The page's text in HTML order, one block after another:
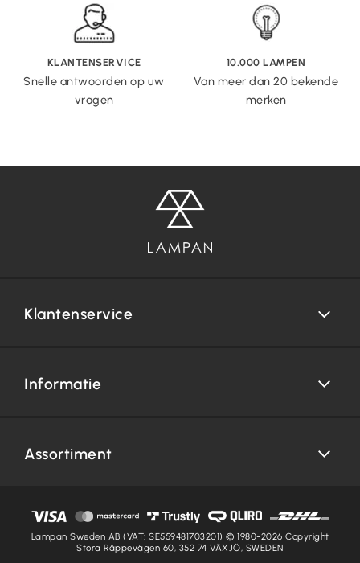
KLANTENSERVICE
Snelle antwoorden op uw
vragen
10.000 LAMPEN
Van meer dan 20 bekende
merken
Klantenservice
Informatie
Assortiment
Lampan Sweden AB (VAT: SE559481703201) © 1980-2026 Copyright
Stora Räppevägen 60, 352 74 VÄXJÖ, SWEDEN